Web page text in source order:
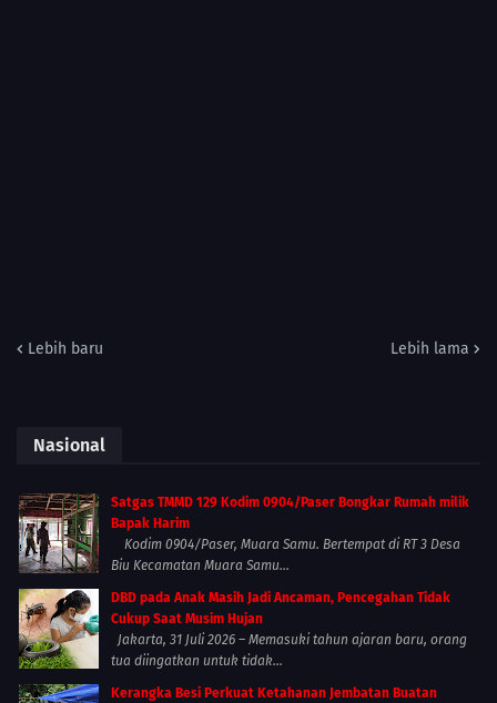
Lebih baru Lebih lama
Nasional
Satgas TMMD 129 Kodim 0904/Paser Bongkar Rumah milik
Bapak Harim
Kodim 0904/Paser, Muara Samu. Bertempat di RT 3 Desa
Biu Kecamatan Muara Samu...
DBD pada Anak Masih Jadi Ancaman, Pencegahan Tidak
Cukup Saat Musim Hujan
Jakarta, 31 Juli 2026 – Memasuki tahun ajaran baru, orang
tua diingatkan untuk tidak...
Kerangka Besi Perkuat Ketahanan Jembatan Buatan